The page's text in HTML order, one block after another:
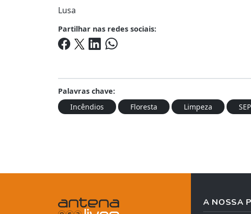
Lusa
Partilhar nas redes sociais:
Palavras chave:
Incêndios
Floresta Limpeza
A NOSSA